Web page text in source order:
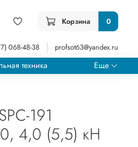
Корзина 0
068-48-38 profsot63@yandex.ru
техника
Еще
191
4,0 (5,5) кН